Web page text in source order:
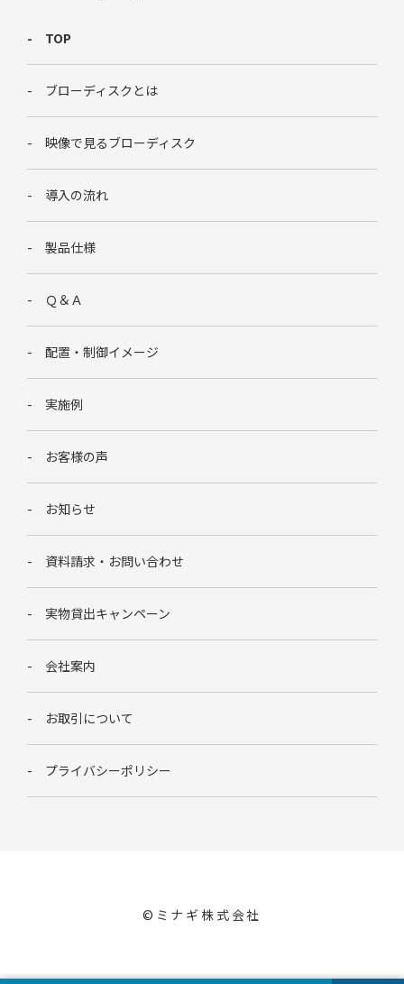
TOP
ブローディスクとは
映像で見るブローディスク
導入の流れ
製品仕様
Ｑ＆Ａ
配置・制御イメージ
実施例
お客様の声
お知らせ
資料請求・お問い合わせ
実物貸出キャンペーン
会社案内
お取引について
プライバシーポリシー
©︎ミナギ株式会社